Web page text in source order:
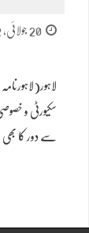
20 جولائی, 2022
سکیورٹی و
سے دور کا